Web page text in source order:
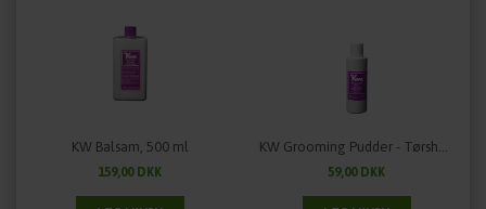
KW Balsam, 500 ml
159,00 DKK
KW Grooming Pudder - Tørshampoo - 50 gram
59,00 DKK